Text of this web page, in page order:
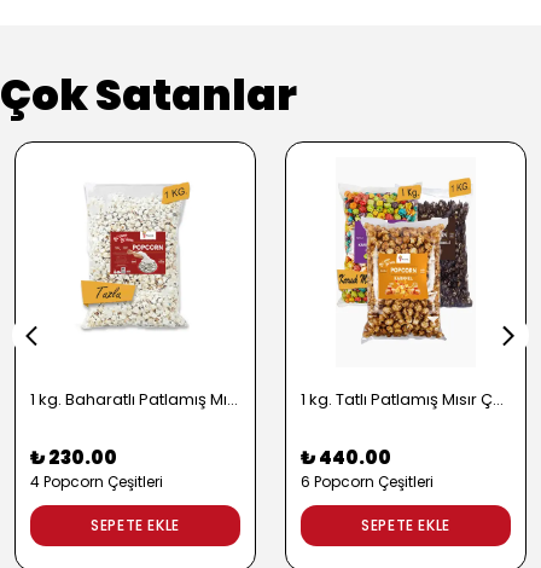
Çok Satanlar
1 kg. Baharatlı Patlamış Mısır Çeşitleri - 2724
₺ 230.00
4 Popcorn Çeşitleri
SEPETE EKLE
1 kg. Tatlı Patlamış Mısır Çeşitleri - 2722
₺ 440.00
6 Popcorn Çeşitleri
SEPETE EKLE